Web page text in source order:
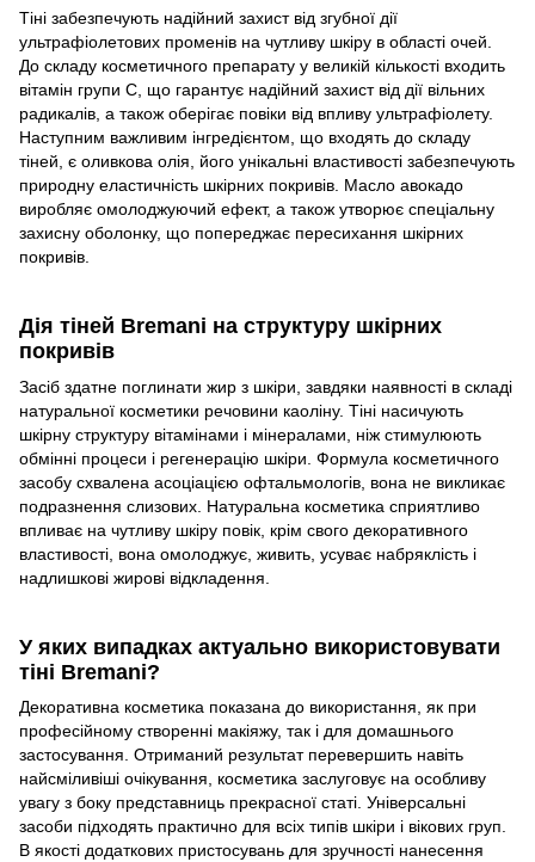
Тіні забезпечують надійний захист від згубної дії
ультрафіолетових променів на чутливу шкіру в області очей.
До складу косметичного препарату у великій кількості входить
вітамін групи С, що гарантує надійний захист від дії вільних
радикалів, а також оберігає повіки від впливу ультрафіолету.
Наступним важливим інгредієнтом, що входять до складу
тіней, є оливкова олія, його унікальні властивості забезпечують
природну еластичність шкірних покривів. Масло авокадо
виробляє омолоджуючий ефект, а також утворює спеціальну
захисну оболонку, що попереджає пересихання шкірних
покривів.
Дія тіней Bremani на структуру шкірних
покривів
Засіб здатне поглинати жир з шкіри, завдяки наявності в складі
натуральної косметики речовини каоліну. Тіні насичують
шкірну структуру вітамінами і мінералами, ніж стимулюють
обмінні процеси і регенерацію шкіри. Формула косметичного
засобу схвалена асоціацією офтальмологів, вона не викликає
подразнення слизових. Натуральна косметика сприятливо
впливає на чутливу шкіру повік, крім свого декоративного
властивості, вона омолоджує, живить, усуває набряклість і
надлишкові жирові відкладення.
У яких випадках актуально використовувати
тіні Bremani?
Декоративна косметика показана до використання, як при
професійному створенні макіяжу, так і для домашнього
застосування. Отриманий результат перевершить навіть
найсміливіші очікування, косметика заслуговує на особливу
увагу з боку представниць прекрасної статі. Універсальні
засоби підходять практично для всіх типів шкіри і вікових груп.
В якості додаткових пристосувань для зручності нанесення